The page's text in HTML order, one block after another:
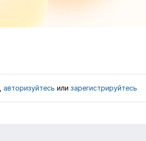
авторизуйтесь или зарегистрируйтесь